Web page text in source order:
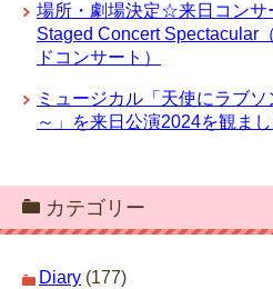
場所・劇場決定☆来日コンサ
Staged Concert Spectacular
ドコンサート）
ミュージカル「天使にラブ
～」を来日公演2024を観ま
カテゴリー
Diary (177)